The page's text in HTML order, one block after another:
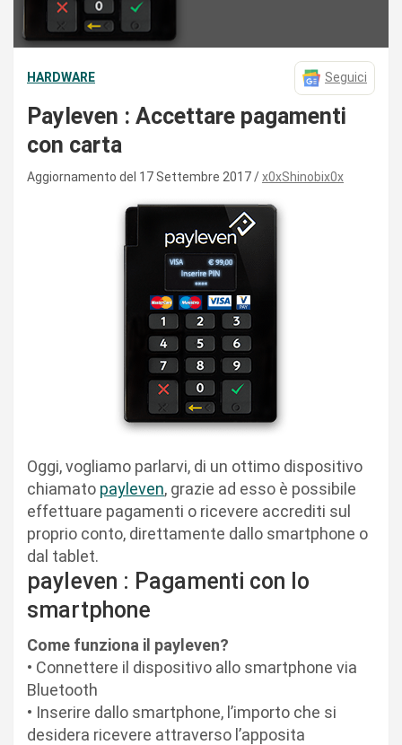
HARDWARE Seguici
Payleven : Accettare pagamenti
con carta
Aggiornamento del 17 Settembre 2017 x0xShinobix0x
Oggi, vogliamo parlarvi, di un ottimo dispositivo
chiamato payleven, grazie ad esso è possibile
effettuare pagamenti o ricevere accrediti sul
proprio conto, direttamente dallo smartphone o
dal tablet.
payleven : Pagamenti con lo
smartphone
Come funziona il payleven?
• Connettere il dispositivo allo smartphone via
Bluetooth
• Inserire dallo smartphone, l’importo che si
desidera ricevere attraverso l’apposita